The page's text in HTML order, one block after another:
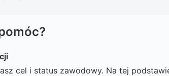
cel i status zawodowy. Na tej